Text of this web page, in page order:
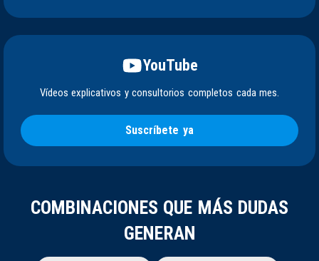
YouTube
Vídeos explicativos y consultorios completos cada mes.
Suscríbete ya
COMBINACIONES QUE MÁS DUDAS
GENERAN